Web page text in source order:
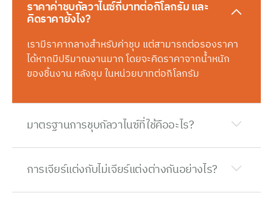
ราคาค่าชุบกัลวาไนซ์กี่บาทต่อกิโลกรัม และ
คิดราคายังไง?
เรามีราคากลางสำหรับค่าชุบ แต่สามารถต่อรองราคา
ได้หากมีปริมาณงานมาก โดยจะคิดราคาจากน้ำหนัก
ของชิ้นงาน หลังชุบ ในหน่วยบาทต่อกิโลกรัม
มาตรฐานการชุบกัลวาไนซ์ที่ใช้คืออะไร?
การเจียร์แต่งกับไม่เจียร์แต่งต่างกันอย่างไร?